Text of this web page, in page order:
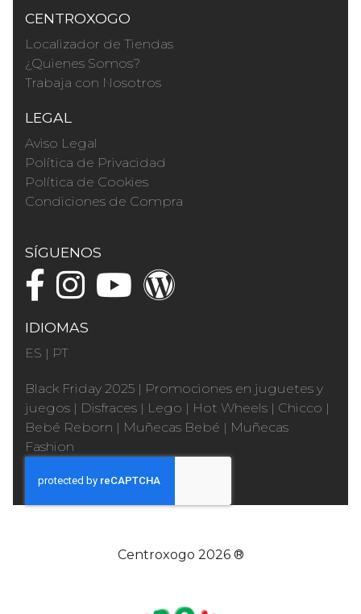
CENTROXOGO
Localizador de Tiendas
¿Quienes Somos?
Trabaja con Nosotros
LEGAL
Aviso Legal
Política de Privacidad
Política de Cookies
Condiciones de Compra
SÍGUENOS
IDIOMAS
ES | PT
Black Friday 2025 | Promociones en juguetes y
juegos | Disfraces | Lego | Hot Wheels | Chicco |
Bebé Reborn | Muñecas Bebé | Muñecas
Fashion
Centroxogo 2026 ®